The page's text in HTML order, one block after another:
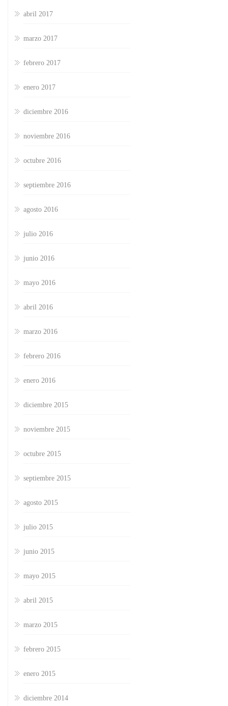
abril 2017
marzo 2017
febrero 2017
enero 2017
diciembre 2016
noviembre 2016
octubre 2016
septiembre 2016
agosto 2016
julio 2016
junio 2016
mayo 2016
abril 2016
marzo 2016
febrero 2016
enero 2016
diciembre 2015
noviembre 2015
octubre 2015
septiembre 2015
agosto 2015
julio 2015
junio 2015
mayo 2015
abril 2015
marzo 2015
febrero 2015
enero 2015
diciembre 2014